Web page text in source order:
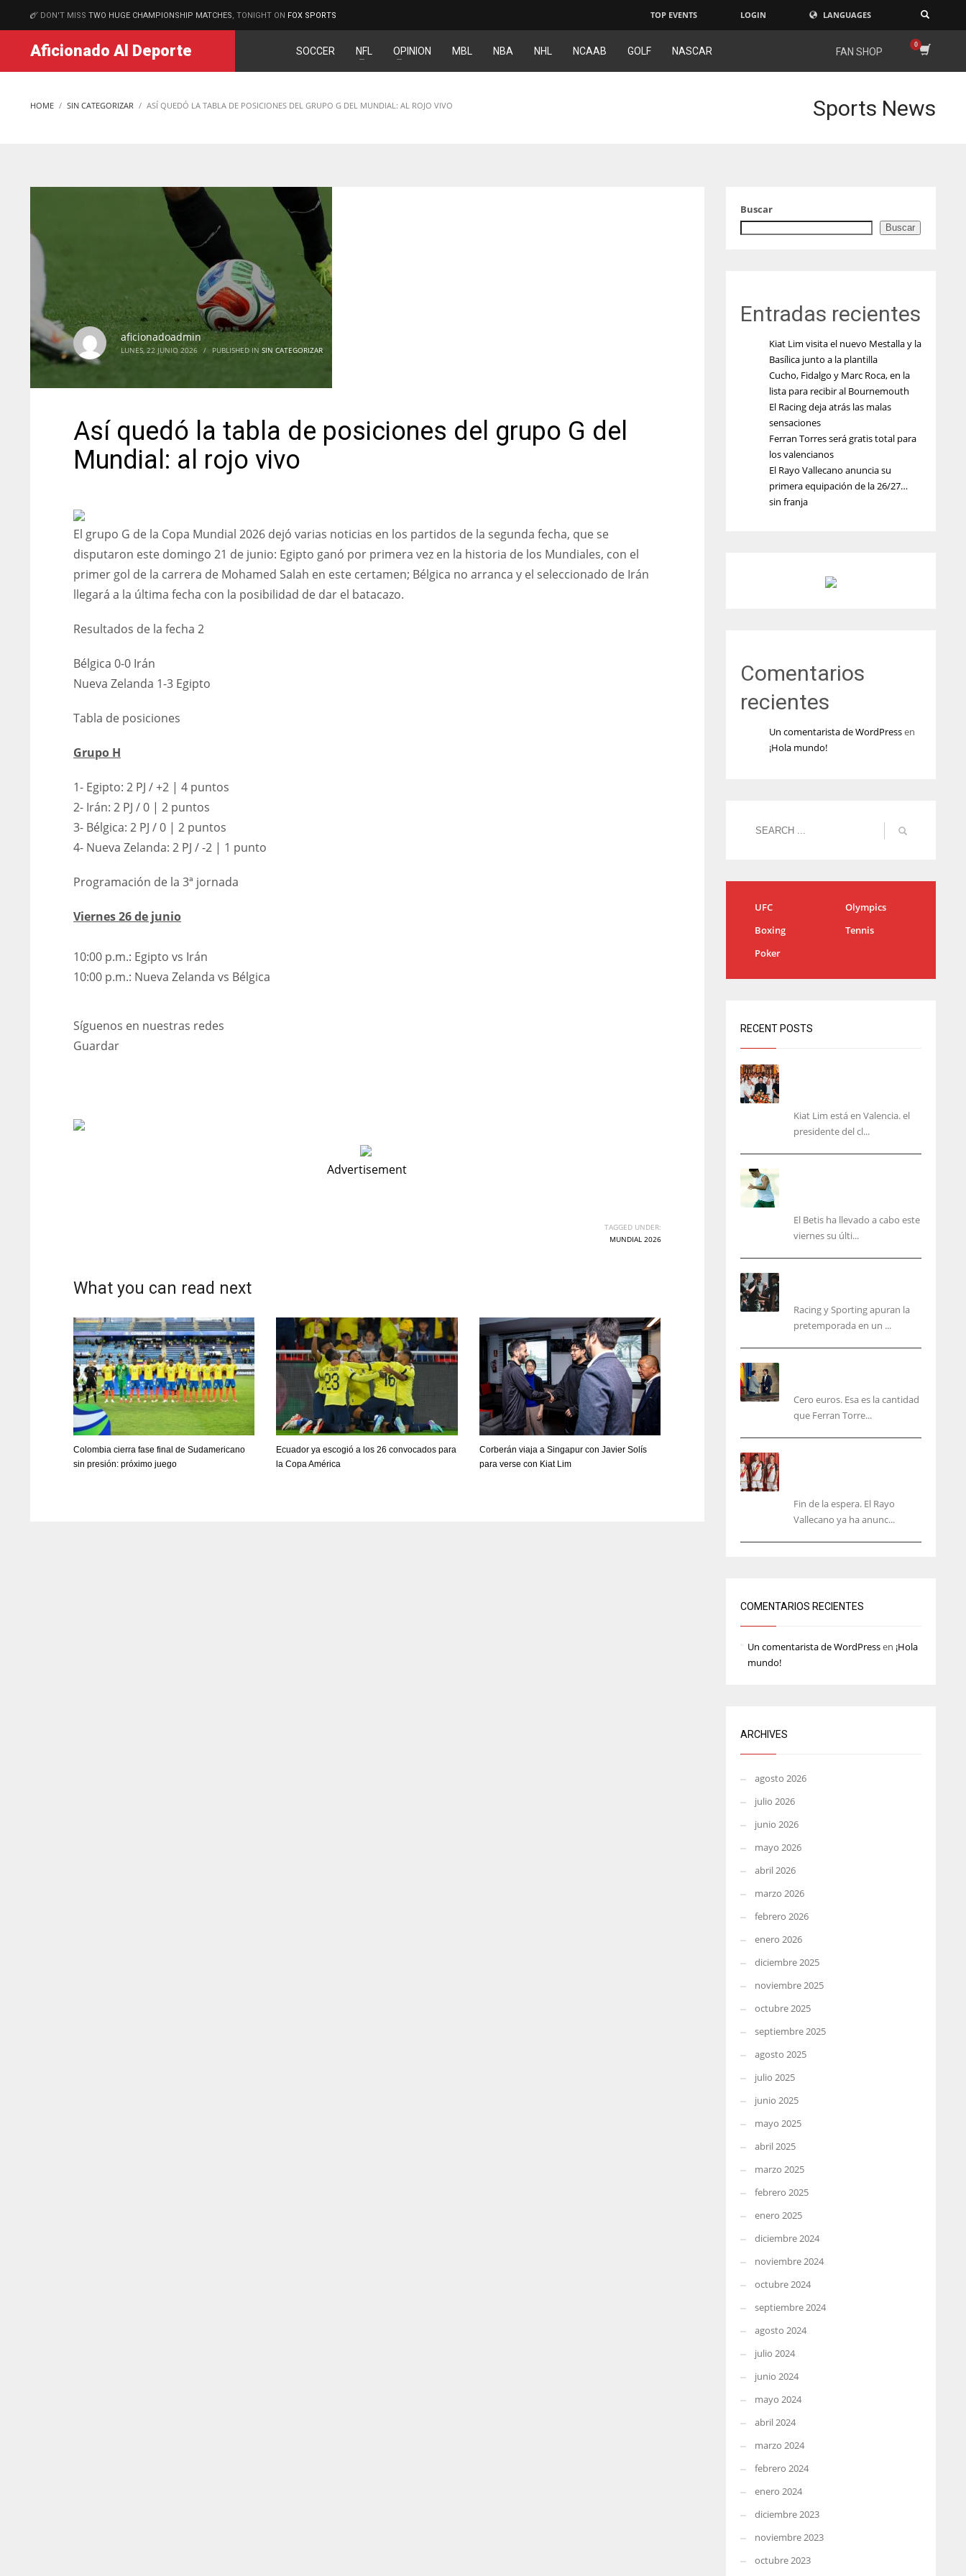
MATCHES
MIN
24
DON'T MISS TWO HUGE CHAMPIONSHIP MATCHES , TONIGHT ON FOX SPORTS TOP EVENTS LOGIN LANGUAGES
Aficionado Al Deporte SOCCER NFL OPINION MBL NBA NHL NCAAB GOLF NASCAR FAN SHOP
HOME SIN CATEGORIZAR ASÍ QUEDÓ LA TABLA DE POSICIONES DEL GRUPO G DEL MUNDIAL: AL ROJO VIVO Sports News
aficionadoadmin
LUNES, 22 JUNIO 2026 / PUBLISHED IN SIN CATEGORIZAR
Así quedó la tabla de posiciones del grupo G del
Mundial: al rojo vivo
El grupo G de la Copa Mundial 2026 dejó varias noticias en los partidos de la segunda fecha, que se
disputaron este domingo 21 de junio: Egipto ganó por primera vez en la historia de los Mundiales, con el
primer gol de la carrera de Mohamed Salah en este certamen; Bélgica no arranca y el seleccionado de Irán
llegará a la última fecha con la posibilidad de dar el batacazo.
Resultados de la fecha 2
Bélgica 0-0 Irán
Nueva Zelanda 1-3 Egipto
Tabla de posiciones
Grupo H
1- Egipto: 2 PJ / +2 | 4 puntos
2- Irán: 2 PJ / 0 | 2 puntos
3- Bélgica: 2 PJ / 0 | 2 puntos
4- Nueva Zelanda: 2 PJ / -2 | 1 punto
Programación de la 3ª jornada
Viernes 26 de junio
10:00 p.m.: Egipto vs Irán
10:00 p.m.: Nueva Zelanda vs Bélgica
Síguenos en nuestras redes
Guardar
Advertisement
TAGGED UNDER:
MUNDIAL 2026
What you can read next
Colombia cierra fase final de Sudamericano
sin presión: próximo juego
Ecuador ya escogió a los 26 convocados para
la Copa América
Corberán viaja a Singapur con Javier Solís
para verse con Kiat Lim
Buscar
Buscar
Entradas recientes
Kiat Lim visita el nuevo Mestalla y la
Basílica junto a la plantilla
Cucho, Fidalgo y Marc Roca, en la
lista para recibir al Bournemouth
El Racing deja atrás las malas
sensaciones
Ferran Torres será gratis total para
los valencianos
El Rayo Vallecano anuncia su
primera equipación de la 26/27…
sin franja
Comentarios
recientes
Un comentarista de WordPressen
¡Hola mundo!
UFC
Olympics
Boxing
Tennis
Poker
RECENT POSTS
Kiat Lim está en Valencia. el
presidente del cl...
El Betis ha llevado a cabo este
viernes su últi...
Racing y Sporting apuran la
pretemporada en un ...
Cero euros. Esa es la cantidad
que Ferran Torre...
Fin de la espera. El Rayo
Vallecano ya ha anunc...
COMENTARIOS RECIENTES
Un comentarista de WordPressen ¡Hola
mundo!
ARCHIVES
agosto 2026
julio 2026
junio 2026
mayo 2026
abril 2026
marzo 2026
febrero 2026
enero 2026
diciembre 2025
noviembre 2025
octubre 2025
septiembre 2025
agosto 2025
julio 2025
junio 2025
mayo 2025
abril 2025
marzo 2025
febrero 2025
enero 2025
diciembre 2024
noviembre 2024
octubre 2024
septiembre 2024
agosto 2024
julio 2024
junio 2024
mayo 2024
abril 2024
marzo 2024
febrero 2024
enero 2024
diciembre 2023
noviembre 2023
octubre 2023